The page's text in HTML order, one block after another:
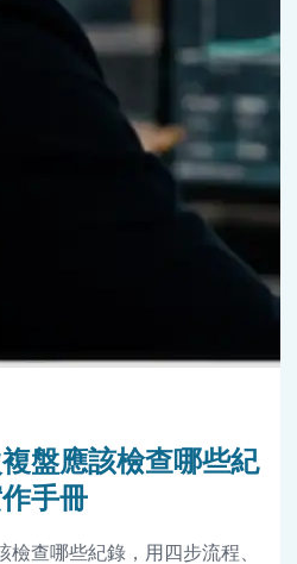
盤應該檢查哪些紀
手冊
查哪些紀錄，用四步流程、